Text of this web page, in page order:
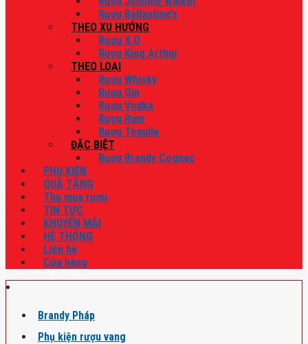
Rượu Ballantine’s
THEO XU HƯỚNG
Rượu X.O
Rượu King Arthur
THEO LOẠI
Rượu Whisky
Rượu Gin
Rượu Vodka
Rượu Rum
Rượu Tequila
ĐẶC BIỆT
Rượu Brandy Cognac
PHỤ KIỆN
QUÀ TẶNG
Thu mua rượu
TIN TỨC
KHUYẾN MÃI
HỆ THỐNG
Liên hệ
Cửa hàng
Brandy Pháp
Phụ kiện rượu vang